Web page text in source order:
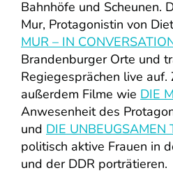
Bahnhöfe und Scheunen.
Mur, Protagonistin von
MUR – IN
Brandenburger Orte und
Regiegesprächen live auf.
außerdem Filme wie DIE
Anwesenheit des
und DIE UNBEUGSAMEN
politisch aktive Frauen in
und der DDR porträtieren.